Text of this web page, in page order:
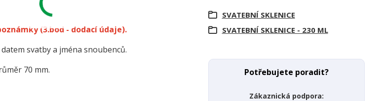
(3.bod - dodací údaje).
svatby a jména snoubenců.
70 mm.
SVATEBNÍ SKLENICE
SVATEBNÍ SKLENICE - 230 ML
Potřebujete poradit?
Zákaznická podpora: